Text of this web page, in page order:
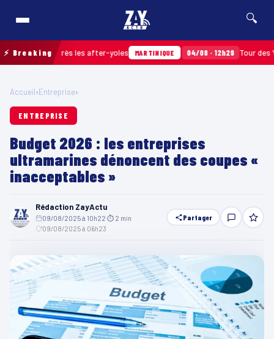
🔍
⚡ Breakingaprès les after-yoles MARTINIQUE 04/08 · 12h29 Tour des Yoles
Accueil›Entreprise›
ENTREPRISE
Budget 2026 : les entreprises
ultramarines dénoncent des coupes «
inacceptables »
Rédaction ZayActu
09/08/2025 à 10h22 ⏱ 2 min
09/08/2025 à 06h23
Partager